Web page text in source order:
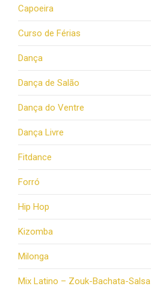
Capoeira
Curso de Férias
Dança
Dança de Salão
Dança do Ventre
Dança Livre
Fitdance
Forró
Hip Hop
Kizomba
Milonga
Mix Latino – Zouk-Bachata-Salsa